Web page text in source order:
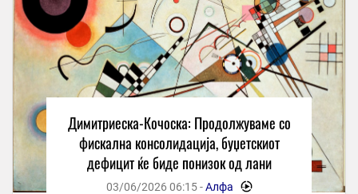
Димитриеска-Кочоска: Продолжуваме со
фискална консолидација, буџетскиот
дефицит ќе биде понизок од лани
03/06/2026 06:15 -Алфа -